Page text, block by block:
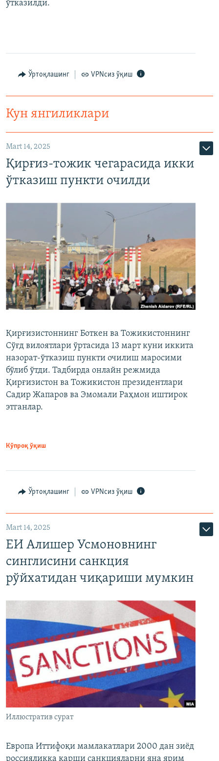
ўтказилди.
Ўртоқлашинг VPNсиз ўқиш
Кун янгиликлари
Mart 14, 2025
Қирғиз-тожик чегарасида икки
ўтказиш пункти очилди
Қирғизистоннинг Боткен ва Тожикистоннинг
Сўғд вилоятлари ўртасида 13 март куни иккита
назорат-ўтказиш пункти очилиш маросими
бўлиб ўтди. Тадбирда онлайн режмида
Қирғизистон ва Тожикистон президентлари
Садир Жапаров ва Эмомали Раҳмон иштирок
этганлар.
Кўпроқ ўқиш
Ўртоқлашинг VPNсиз ўқиш
Mart 14, 2025
ЕИ Алишер Усмоновнинг
синглисини санкция
рўйхатидан чиқариши мумкин
Иллюстратив сурат
Европа Иттифоқи мамлакатлари 2000 дан зиёд
россияликка қарши санкцияларни яна ярим